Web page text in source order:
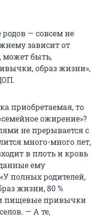
родов — совсем не
зависит от
может быть,
образ жизни»,
приобретаемая, то
ожирение»?
не прерывается с
много-много лет,
в плоть и кровь
ему
полных родителей,
жизни, 80 %
пищевые привычки
— А те,